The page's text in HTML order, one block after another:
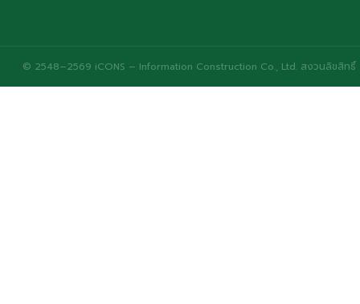
© 2548–2569 iCONS – Information Construction Co., Ltd. สงวนลิขสิทธิ์